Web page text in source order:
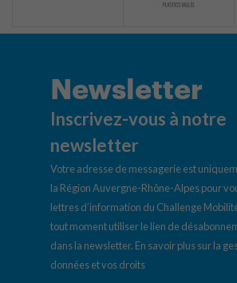
Newsletter
Inscrivez-vous à notre
newsletter
Votre adresse de messagerie est
la Région Auvergne-Rhône-Alpes pour
lettres d’information du Challenge
tout moment utiliser le lien de
dans la newsletter. En savoir plus sur la
données et vos droits